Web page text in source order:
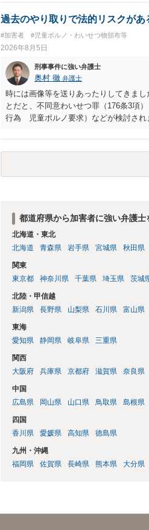
過去のやり取りで法的リスクがあ
#加害者 #児童ポルノ・わいせつ物頒布等
2026年8月5日
刑事事件に強い弁護士
奥村 徹 弁護士
時には画像等を送りあったりしてきま
とだと、不同意わいせつ罪（176条3項
行為 児童ポルノ要求）などが検討さ
都道府県から加害者に強い弁護士
北海道・東北
北海道
青森県 岩手県 宮城県 秋田県
関東
東京都
神奈川県 千葉県 埼玉県 茨城
北陸・甲信越
新潟県
長野県 山梨県 石川県 富山県
東海
愛知県
静岡県 岐阜県 三重県
関西
大阪府
兵庫県 京都府 滋賀県 奈良県
中国
広島県
岡山県 山口県 鳥取県 島根県
四国
香川県
愛媛県 高知県 徳島県
九州・沖縄
福岡県
佐賀県 長崎県 熊本県 大分県